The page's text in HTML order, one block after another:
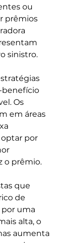
ou
prêmios
sinistro.
benefício
Os
em áreas
por
o prêmio.
que
de
uma
alta, o
aumenta